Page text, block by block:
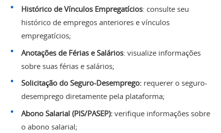
Histórico de Vínculos Empregatícios: consulte seu
histórico de empregos anteriores e vínculos
empregatícios;
Anotações de Férias e Salários: visualize informações
sobre suas férias e salários;
Solicitação do Seguro-Desemprego:requerer o seguro-
desemprego diretamente pela plataforma;
Abono Salarial (PIS/PASEP):verifique informações sobre
o abono salarial;